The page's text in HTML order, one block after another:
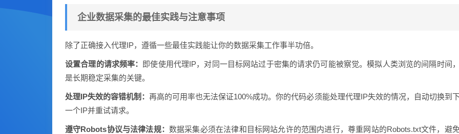
企业数据采集的最佳实践与注意事项
除了正确接入代理IP，遵循一些最佳实践能让你的数据采集工作事半功倍。
设置合理的请求频率： 即使使用代理IP，对同一目标网站过于密集的请求仍可能被察觉。模拟人类浏览的间隔时间
是长期稳定采集的关键。
处理IP失效的容错机制：再高的可用率也无法保证100%成功。你的代码必须能处理代理IP失效的情况，自动切换到
一个IP并重试请求。
遵守Robots协议与法律法规： 数据采集必须在法律和目标网站允许的范围内进行，尊重网站的Robots.txt文件，避